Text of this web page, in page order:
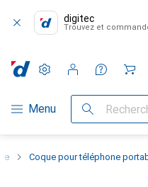
digitec
Trouvez et
Navigation par catégorie
Menu Recherche
Paramètres
Compte client
Listes de comparaison
Listes d'envies
Panier
Coque pour téléphone